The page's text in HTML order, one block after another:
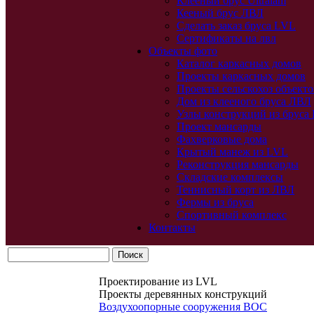
Кееный брус ЛВЛ
Сделать заказ бруса LVL
Сертификаты на лвл
Объекты фото
Каталог каркасных домов
Проекты каркасных домов
Проекты сельскохоз
Дом из клееного бруса ЛВЛ
Узлы конструкций из бруса
Проект мансарды
Фахверковые дома
Крытый манеж из LVL
Реконструкция мансарды
Складские комплексы
Теннисный корт из ЛВЛ
Фермы из бруса
Спортивный комплекс
Контакты
Проектирование из LVL
Проекты деревянных конструкций
Воздухоопорные сооружения ВОС